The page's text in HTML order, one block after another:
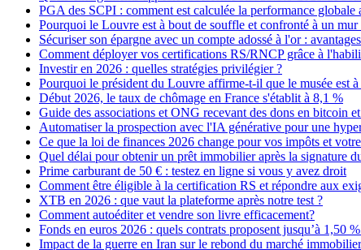
PGA des SCPI : comment est calculée la performance globale
Pourquoi le Louvre est à bout de souffle et confronté à un mur
Sécuriser son épargne avec un compte adossé à l'or :
Comment déployer vos certifications RS/RNCP grâce à
Investir en 2026 : quelles stratégies privilégier ?
Pourquoi le président du Louvre affirme-t-il que le musée est
Début 2026, le taux de chômage en France s'établit à 8,1 %
Guide des associations et ONG recevant des dons en bitcoin
Automatiser la prospection avec l'IA générative pour une
Ce que la loi de finances 2026 change pour vos impôts et
Quel délai pour obtenir un prêt immobilier après la signature
Prime carburant de 50 € : testez en ligne si vous y avez droit
Comment être éligible à la certification RS et répondre aux
XTB en 2026 : que vaut la plateforme après notre test ?
Comment autoéditer et vendre son livre efficacement?
Fonds en euros 2026 : quels contrats proposent jusqu’à 1,50
Impact de la guerre en Iran sur le rebond du marché